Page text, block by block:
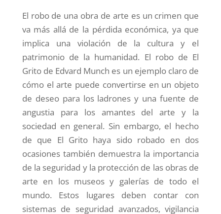
El robo de una obra de arte es un crimen que
va más allá de la pérdida económica, ya que
implica una violación de la cultura y el
patrimonio de la humanidad. El robo de El
Grito de Edvard Munch es un ejemplo claro de
cómo el arte puede convertirse en un objeto
de deseo para los ladrones y una fuente de
angustia para los amantes del arte y la
sociedad en general. Sin embargo, el hecho
de que El Grito haya sido robado en dos
ocasiones también demuestra la importancia
de la seguridad y la protección de las obras de
arte en los museos y galerías de todo el
mundo. Estos lugares deben contar con
sistemas de seguridad avanzados, vigilancia